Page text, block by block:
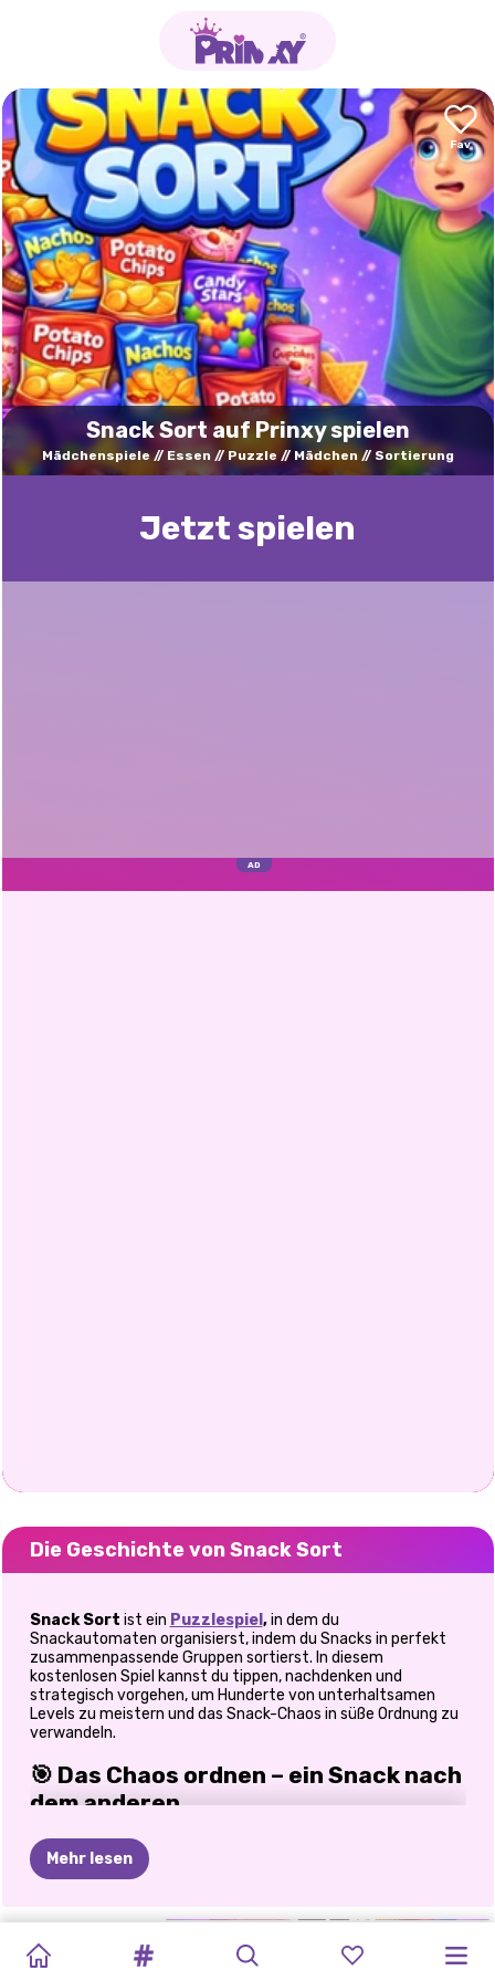
Snack Sort auf Prinxy spielen
Mädchenspiele Essen Puzzle Mädchen Sortierung
Jetzt spielen
Die Geschichte von Snack Sort
Snack Sort ist ein Puzzlespiel ,in dem du
Snackautomaten organisierst, indem du Snacks in perfekt
zusammenpassende Gruppen sortierst. In diesem
kostenlosen Spiel kannst du tippen, nachdenken und
strategisch vorgehen, um Hunderte von unterhaltsamen
Levels zu meistern und das Snack-Chaos in süße Ordnung zu
verwandeln.
🎯 Das Chaos ordnen – ein Snack nach
dem anderen
Betritt eine Welt voller bunter Snackautomaten, die bis zum
Rand mit allerlei Leckereien gefüllt sind. Deine Mission ist
simpel, aber unglaublich fesselnd: Sortiere die Snacks
zusammenpassende Artikel enthält. Anfangs wirken die
Rätsel einfach und entspannend. Aber glaub mir, nach ein
paar Levels musste ich immer wieder pausieren, meine Züge
Mehr lesen
WEIHNACHTSFUSIONENTWIRR
2048
ZUSAMMENFÜHRUNG
SPRUNG-DROP-
ZUSAMMENFÜHRUNG
BLOCK
BLAST
ZIEMLICH
ORDENTLICH
EINHÖRNER
UND
PRINZESSIN